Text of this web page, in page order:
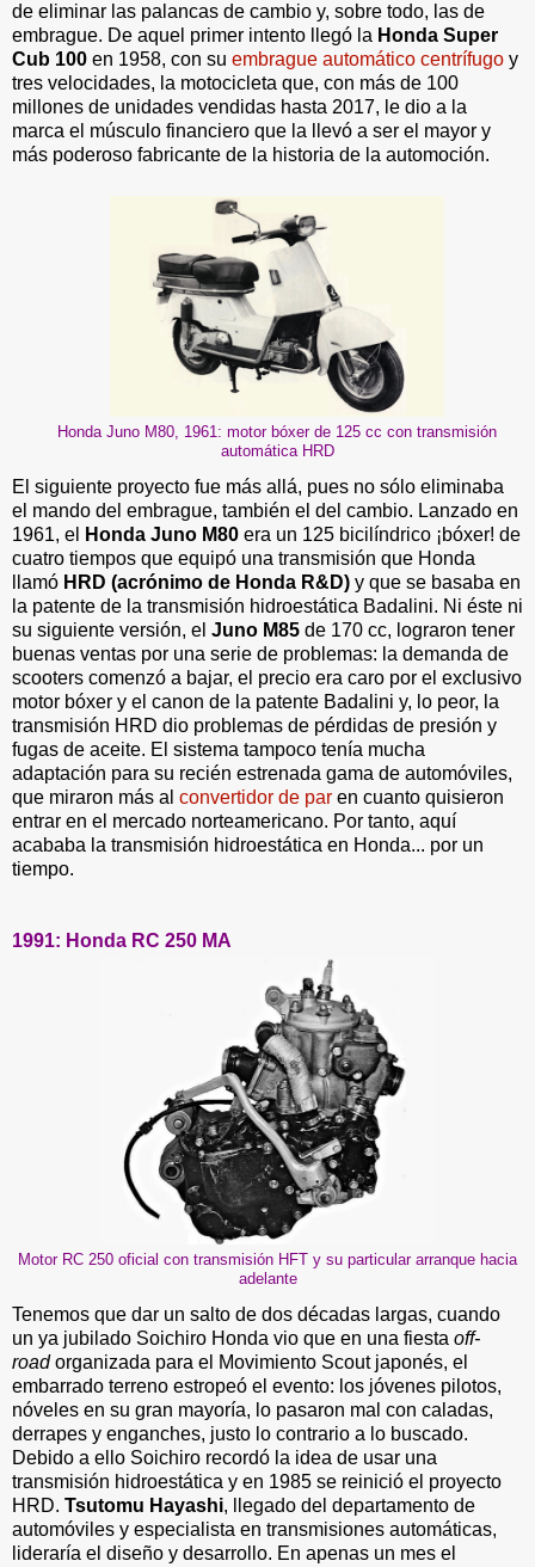
de eliminar las palancas de cambio y, sobre todo, las de
embrague. De aquel primer intento llegó la Honda Super
Cub 100 en 1958, con su embrague automático centrífugo y
tres velocidades, la motocicleta que, con más de 100
millones de unidades vendidas hasta 2017, le dio a la
marca el músculo financiero que la llevó a ser el mayor y
más poderoso fabricante de la historia de la automoción.
Honda Juno M80, 1961: motor bóxer de 125 cc con transmisión
automática HRD
El siguiente proyecto fue más allá, pues no sólo eliminaba
el mando del embrague, también el del cambio. Lanzado en
1961, el
Honda Juno M80 era un 125 bicilíndrico ¡bóxer! de
cuatro tiempos que equipó una transmisión que Honda
llamó HRD (acrónimo de Honda R&D) y que se basaba en
la patente de la transmisión hidroestática Badalini. Ni éste ni
su siguiente versión, el Juno M85 de 170 cc, lograron tener
buenas ventas por una serie de problemas: la demanda de
scooters comenzó a bajar, el precio era caro por el exclusivo
motor bóxer y el canon de la patente Badalini y, lo peor, la
transmisión HRD dio problemas de pérdidas de presión y
fugas de aceite. El sistema tampoco tenía mucha
adaptación para su recién estrenada gama de automóviles,
que miraron más al convertidor de par en cuanto quisieron
entrar en el mercado norteamericano. Por tanto, aquí
acababa la transmisión hidroestática en Honda... por un
tiempo.
1991: Honda RC 250 MA
Motor RC 250 oficial con transmisión HFT y su particular arranque hacia
adelante
Tenemos que dar un salto de dos décadas largas, cuando
un ya jubilado Soichiro Honda vio que en una fiesta off-
roadorganizada para el Movimiento Scout japonés, el
embarrado terreno estropeó el evento: los jóvenes pilotos,
nóveles en su gran mayoría, lo pasaron mal con caladas,
derrapes y enganches, justo lo contrario a lo buscado.
Debido a ello Soichiro recordó la idea de usar una
transmisión hidroestática y en 1985 se reinició el proyecto
HRD. Tsutomu Hayashi, llegado del departamento de
automóviles y especialista en transmisiones automáticas,
lideraría el diseño y desarrollo. En apenas un mes el